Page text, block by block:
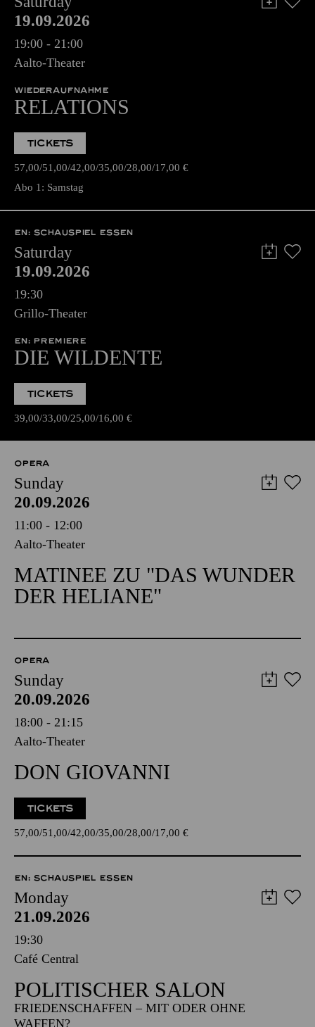
19.09.2026
19:00 - 21:00
Aalto-Theater
WIEDERAUFNAHME
RELATIONS
TICKETS
57,00 51,00 42,00 35,00 28,00 17,00 €
Abo 1: Samstag
EN: SCHAUSPIEL ESSEN
Saturday
19.09.2026
19:30
Grillo-Theater
EN: PREMIERE
DIE WILDENTE
TICKETS
39,00 33,00 25,00 16,00 €
OPERA
Sunday
20.09.2026
11:00 - 12:00
Aalto-Theater
MATINEE ZU "DAS WUNDER
DER HELIANE"
OPERA
Sunday
20.09.2026
18:00 - 21:15
Aalto-Theater
DON GIOVANNI
TICKETS
57,00 51,00 42,00 35,00 28,00 17,00 €
EN: SCHAUSPIEL ESSEN
Monday
21.09.2026
19:30
Café Central
POLITISCHER SALON
FRIEDENSCHAFFEN – MIT ODER OHNE
WAFFEN?